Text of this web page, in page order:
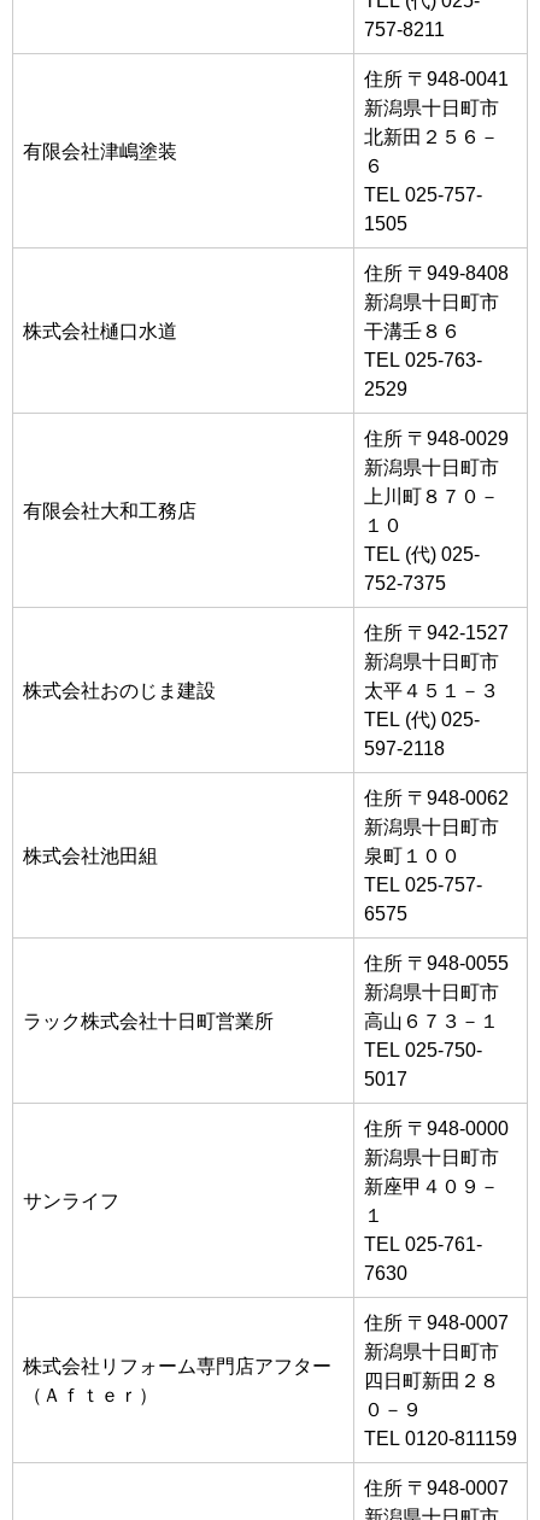
757-8211
有限会社津嶋塗装
住所 〒948-0041
新潟県十日町市
北新田２５６－
６
TEL 025-757-
1505
株式会社樋口水道
住所 〒949-8408
新潟県十日町市
干溝壬８６
TEL 025-763-
2529
有限会社大和工務店
住所 〒948-0029
新潟県十日町市
上川町８７０－
１０
TEL (代) 025-
752-7375
株式会社おのじま建設
住所 〒942-1527
新潟県十日町市
太平４５１－３
TEL (代) 025-
597-2118
株式会社池田組
住所 〒948-0062
新潟県十日町市
泉町１００
TEL 025-757-
6575
ラック株式会社十日町営業所
住所 〒948-0055
新潟県十日町市
高山６７３－１
TEL 025-750-
5017
サンライフ
住所 〒948-0000
新潟県十日町市
新座甲４０９－
１
TEL 025-761-
7630
株式会社リフォーム専門店アフター
（Ａｆｔｅｒ）
住所 〒948-0007
新潟県十日町市
四日町新田２８
０－９
TEL 0120-811159
住所 〒948-0007
新潟県十日町市